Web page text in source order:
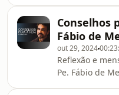
com todo o
as áreas de
convicção de
ele
restauração
você está
para casal,
entregar um
coração. Ouça
casal e mude
Conselhos
Fábio de
out 29, 2024
Reflexão e
Pe. Fábio de